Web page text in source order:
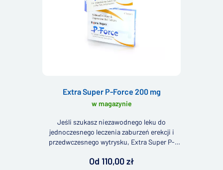
Extra Super P-Force 200 mg
w magazynie
Jeśli szukasz niezawodnego leku do
jednoczesnego leczenia zaburzeń erekcji i
przedwczesnego wytrysku, Extra Super P-
Od 110,00 zł